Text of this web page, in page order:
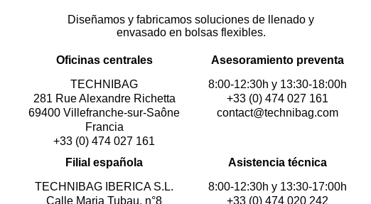
Diseñamos y fabricamos soluciones de llenado y
envasado en bolsas flexibles.
Oficinas centrales
TECHNIBAG
281 Rue Alexandre Richetta
69400 Villefranche-sur-Saône
Francia
+33 (0) 474 027 161
Asesoramiento preventa
8:00-12:30h y 13:30-18:00h
+33 (0) 474 027 161
contact@technibag.com
Filial española
TECHNIBAG IBERICA S.L.
Calle Maria Tubau, n°8
Asistencia técnica
8:00-12:30h y 13:30-17:00h
+33 (0) 474 020 242